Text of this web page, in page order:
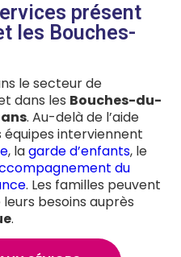
présent
les Bouches-
le secteur de
dans les Bouches-du-
. Au-delà de l’aide
équipes interviennent
, lagarde d’enfants, le
du
. Les familles peuvent
besoins auprès
.